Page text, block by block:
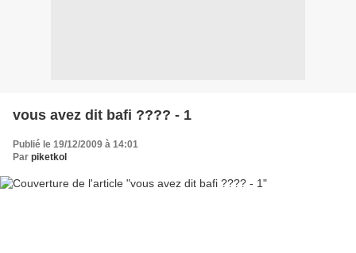
vous avez dit bafi ???? - 1
Publié le 19/12/2009 à 14:01
Par piketkol